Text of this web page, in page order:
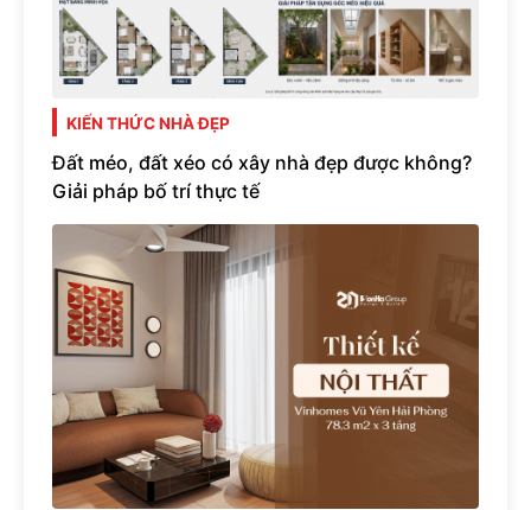
KIẾN THỨC NHÀ ĐẸP
Đất méo, đất xéo có xây nhà đẹp được không?
Giải pháp bố trí thực tế